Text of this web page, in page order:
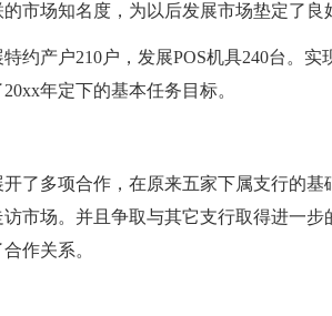
市场知名度，为以后发展市场垫定了良
约产户210户，发展POS机具240台。
年定下的基本任务目标。
了多项合作，在原来五家下属支行的
市场。并且争取与其它支行取得进一
作关系。